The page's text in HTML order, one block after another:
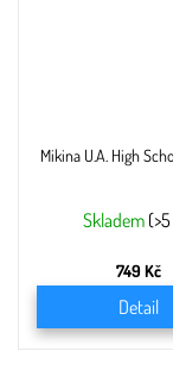
Mikina U.A. High
Skladem
749 Kč
Detail